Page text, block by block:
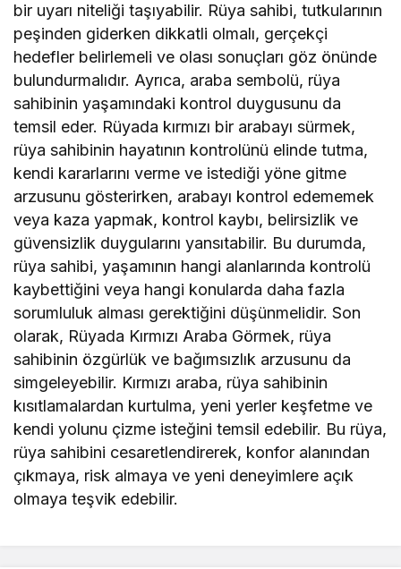
bir uyarı niteliği taşıyabilir. Rüya sahibi, tutkularının
peşinden giderken dikkatli olmalı, gerçekçi
hedefler belirlemeli ve olası sonuçları göz önünde
bulundurmalıdır. Ayrıca, araba sembolü, rüya
sahibinin yaşamındaki kontrol duygusunu da
temsil eder. Rüyada kırmızı bir arabayı sürmek,
rüya sahibinin hayatının kontrolünü elinde tutma,
kendi kararlarını verme ve istediği yöne gitme
arzusunu gösterirken, arabayı kontrol edememek
veya kaza yapmak, kontrol kaybı, belirsizlik ve
güvensizlik duygularını yansıtabilir. Bu durumda,
rüya sahibi, yaşamının hangi alanlarında kontrolü
kaybettiğini veya hangi konularda daha fazla
sorumluluk alması gerektiğini düşünmelidir. Son
olarak, Rüyada Kırmızı Araba Görmek, rüya
sahibinin özgürlük ve bağımsızlık arzusunu da
simgeleyebilir. Kırmızı araba, rüya sahibinin
kısıtlamalardan kurtulma, yeni yerler keşfetme ve
kendi yolunu çizme isteğini temsil edebilir. Bu rüya,
rüya sahibini cesaretlendirerek, konfor alanından
çıkmaya, risk almaya ve yeni deneyimlere açık
olmaya teşvik edebilir.